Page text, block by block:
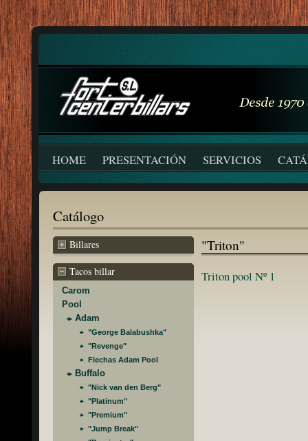
HOME PRESENTACIÓN SERVICIOS
Catálogo
Billares
Tacos billar
Carom
Pool
Adam
"George Balabushka"
"Revenge"
Flechas Adam Pool
Buffalo
"Nick van den Berg"
"Platinum"
"Premium"
"Jump Break"
"Triton"
Triton pool Nº 1